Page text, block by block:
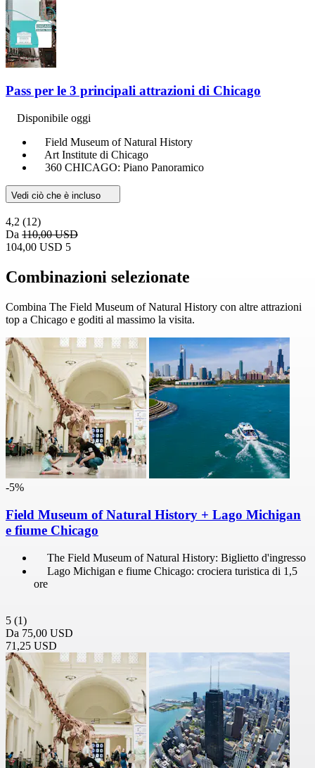
Pass per le 3 principali attrazioni di Chicago
Disponibile oggi
Field Museum of Natural History
Art Institute di Chicago
360 CHICAGO: Piano Panoramico
Vedi ciò che è incluso
4,2 (12)
Da 110,00 USD
104,00 USD 5
Combinazioni selezionate
Combina The Field Museum of Natural History con altre attrazioni
top a Chicago e goditi al massimo la visita.
-5%
Field Museum of Natural History + Lago Michigan
e fiume Chicago
The Field Museum of Natural History: Biglietto d'ingresso
Lago Michigan e fiume Chicago: crociera turistica di 1,5
ore
5 (1)
Da 75,00 USD
71,25 USD